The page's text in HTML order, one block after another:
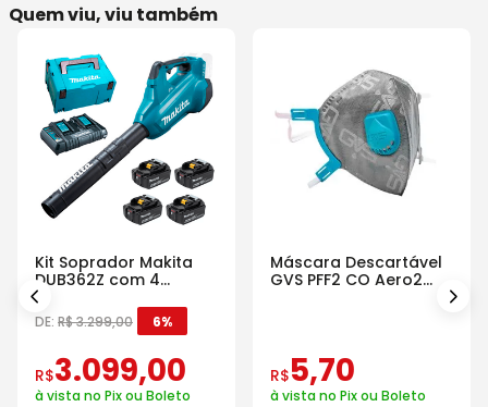
Quem viu, viu também
Kit Soprador Makita
DUB362Z com 4
Baterias Carregador e
Maleta
DE: R$3.299,00 6%
R$3.099,00
à vista no Pix ou Boleto
Máscara Descartável
GVS PFF2 CO Aero2
R$5,70
à vista no Pix ou Boleto